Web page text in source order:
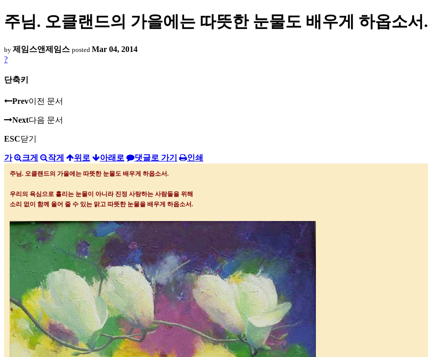
주님. 오클랜드의 가을에는 따뜻한 눈물도 배우게 하옵소서.
by 제임스앤제임스 posted Mar 04, 2014
?
단축키
Prev이전 문서
Next다음 문서
ESC닫기
가 크게 작게 위로 아래로 댓글로 가기 인쇄
주님. 오클랜드의 가을에는 따뜻한 눈물도 배우게 하옵소서.
우리의 욕심으로 흘리는 눈물이 아니라 진정 사랑하는 사람들을 위해
소리 없이 함께 울어 줄 수 있는 맑고 따뜻한 눈물을 배우게 하옵소서.